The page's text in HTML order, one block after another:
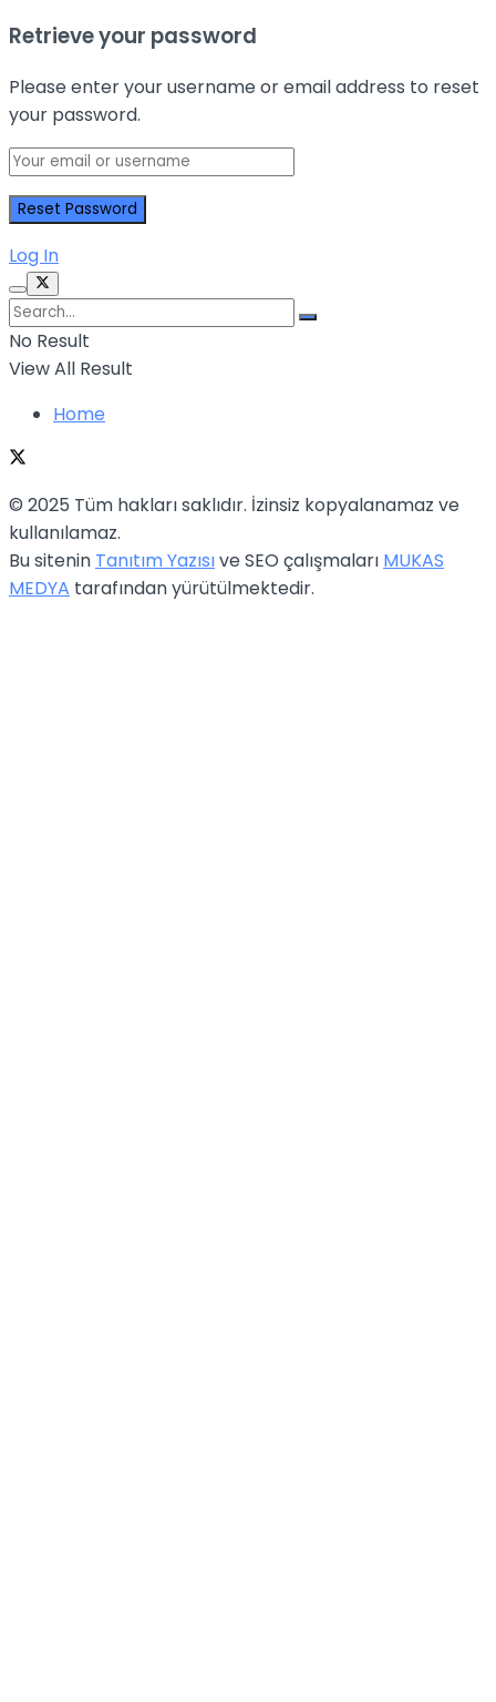
Retrieve your password
Please enter your username or email address to reset
your password.
Log In
No Result
View All Result
Home
© 2025 Tüm hakları saklıdır. İzinsiz kopyalanamaz ve
kullanılamaz.
Bu sitenin Tanıtım Yazısıve SEO çalışmaları MUKAS
MEDYA tarafından yürütülmektedir.